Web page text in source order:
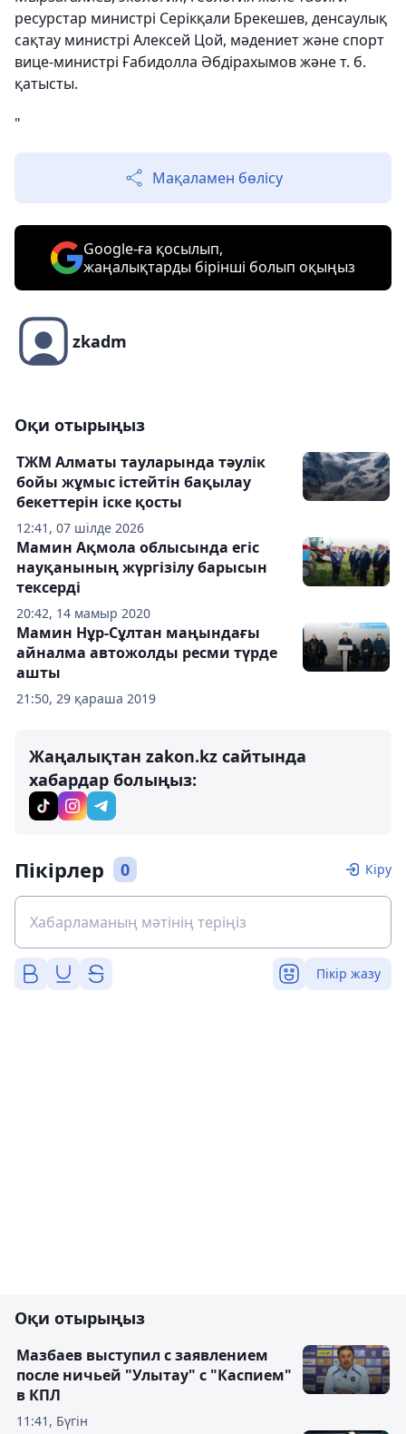
ресурстар министрі Серікқали Брекешев, денсаулық
сақтау министрі Алексей Цой, мәдениет және спорт
вице-министрі Ғабидолла Әбдірахымов және т. б.
қатысты.
"
Мақаламен бөлісу
Google-ға қосылып,
жаңалықтарды бірінші болып оқыңыз
zkadm
Оқи отырыңыз
12:41, 07 шілде 2026
ТЖМ Алматы тауларында тәулік
бойы жұмыс істейтін бақылау
бекеттерін іске қосты
20:42, 14 мамыр 2020
Мамин Ақмола облысында егіс
науқанының жүргізілу барысын
тексерді
21:50, 29 қараша 2019
Мамин Нұр-Сұлтан маңындағы
айналма автожолды ресми түрде
ашты
Жаңалықтан zakon.kz сайтында
хабардар болыңыз:
Пікірлер 0 Кіру
Пікір жазу
Оқи отырыңыз
11:41, Бүгін
Мазбаев выступил с заявлением
после ничьей "Улытау" с "Каспием"
в КПЛ